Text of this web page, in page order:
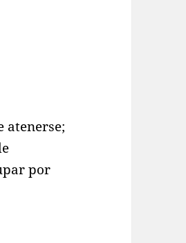
atenerse;
por